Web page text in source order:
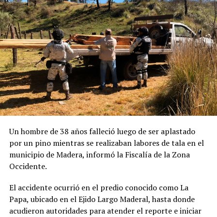
Un hombre de 38 años falleció luego de ser aplastado
por un pino mientras se realizaban labores de tala en el
municipio de Madera, informó la Fiscalía de la Zona
Occidente.
El accidente ocurrió en el predio conocido como La
Papa, ubicado en el Ejido Largo Maderal, hasta donde
acudieron autoridades para atender el reporte e iniciar